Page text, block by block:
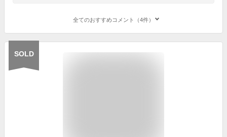
全てのおすすめコメント（4件）
SOLD